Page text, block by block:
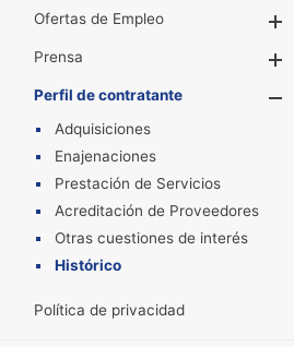
Ofertas de Empleo
Prensa
Perfil de contratante
Adquisiciones
Enajenaciones
Prestación de Servicios
Acreditación de Proveedores
Otras cuestiones de interés
Histórico
Política de privacidad